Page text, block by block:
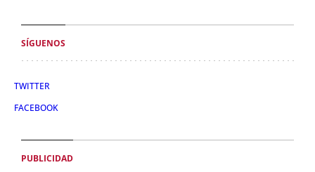
SÍGUENOS
TWITTER
FACEBOOK
PUBLICIDAD